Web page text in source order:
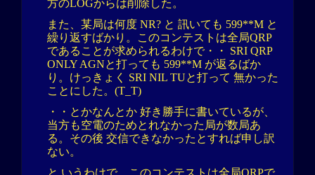
方のLOGからは削除した。
また、某局は何度 NR? と 訊いても 599**M と
繰り返すばかり。このコンテストは全局QRP
であることが求められるわけで・・ SRI QRP
ONLY AGNと打っても 599**M が返るばか
り。けっきょく SRI NIL TUと打って 無かった
ことにした。(T_T)
・・とかなんとか 好き勝手に書いているが、
当方も空電のためとれなかった局が数局あ
る。その後 交信できなかったとすれば申し訳
ない。